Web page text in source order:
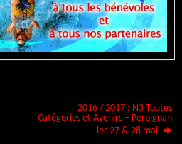
2016 / 2017 : N3 Toutes
Catégories et Avenirs – Perpignan
les 27 & 28 mai